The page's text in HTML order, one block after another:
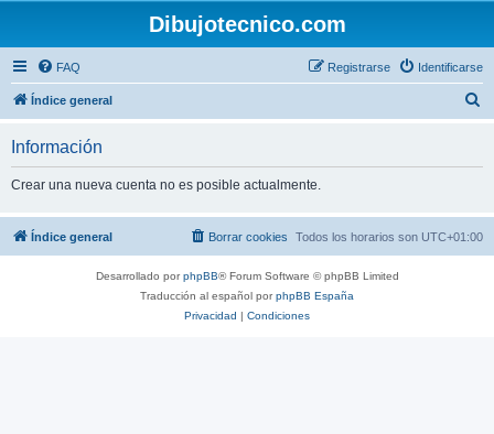
Dibujotecnico.com
FAQ Identificarse
Registrarse
Índice general
r
Información
Crear una nueva cuenta no es posible actualmente.
Índice general Todos los horarios son UTC+01:00
Borrar cookies
Desarrollado porphpBB® Forum Software © phpBB Limited
Traducción al español porphpBB España
Privacidad | Condiciones